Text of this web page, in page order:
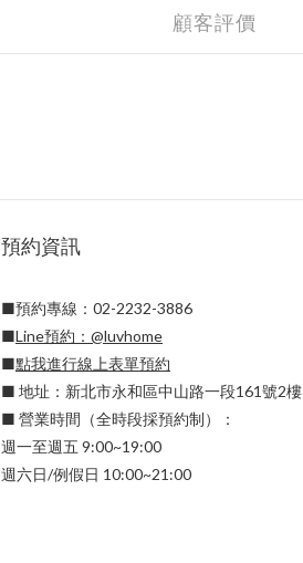
顧客評價
預約資訊
■預約專線：02-2232-3886
■Line預約： @luvhome
■點我進行線上表單預約
■ 地址：新北市永和區中山路一段161號2樓
■ 營業時間（全時段採預約制）：
週一至週五 9:00~19:00
週六日/例假日 10:00~21:00